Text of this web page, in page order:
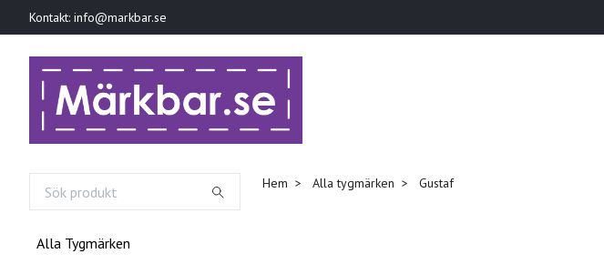
Kontakt: info@markbar.se
Alla Tygmärken
Hem Alla tygmärken Gustaf